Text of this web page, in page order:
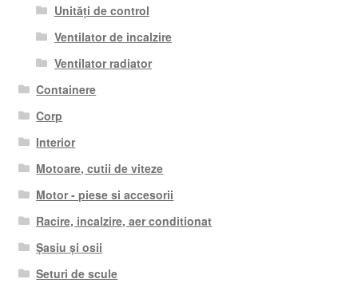
Unități de control
Ventilator de incalzire
Ventilator radiator
Containere
Corp
Interior
Motoare, cutii de viteze
Motor - piese si accesorii
Racire, incalzire, aer conditionat
Șasiu și osii
Seturi de scule